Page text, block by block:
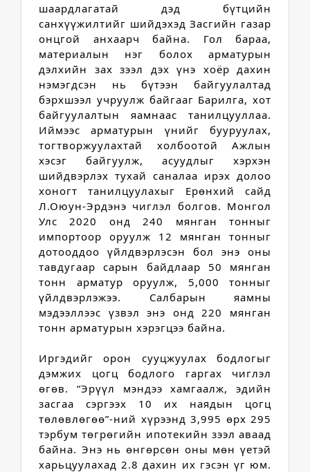
шаардлагатай дэд бүтцийн
санхүүжилтийг шийдэхэд Засгийн газар
онцгой анхаарч байна. Гол бараа,
материалын нэг болох арматурын
дэлхийн зах зээл дэх үнэ хоёр дахин
нэмэгдсэн нь бүтээн байгуулалтад
бэрхшээл учруулж байгааг Барилга, хот
байгуулалтын яамнаас танилцууллаа.
Иймээс арматурын үнийг бууруулах,
тогтворжуулахтай холбоотой Ажлын
хэсэг байгуулж, асуудлыг хэрхэн
шийдвэрлэх тухай саналаа ирэх долоо
хоногт танилцуулахыг Ерөнхий сайд
Л.Оюун-Эрдэнэ чиглэл болгов. Монгол
Улс 2020 онд 240 мянган тонныг
импортоор оруулж 12 мянган тонныг
дотооддоо үйлдвэрлэсэн бол энэ оны
тавдугаар сарын байдлаар 50 мянган
тонн арматур оруулж, 5,000 тонныг
үйлдвэрлэжээ. Салбарын яамны
мэдээллээс үзвэл энэ онд 220 мянган
тонн арматурын хэрэгцээ байна.
И ргэдийг орон сууцжуулах бодлогыг
дэмжих цогц бодлого гаргах чиглэл
өгөв. “Эрүүл мэндээ хамгаалж, эдийн
засгаа сэргээх 10 их наядын цогц
төлөвлөгөө”-ний хүрээнд 3,995 өрх 295
тэрбум төгрөгийн ипотекийн зээл аваад
байна. Энэ нь өнгөрсөн оны мөн үетэй